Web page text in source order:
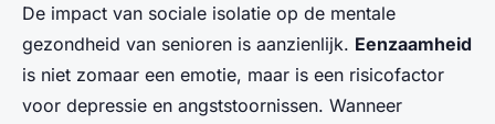
De impact van sociale isolatie op de mentale
gezondheid van senioren is aanzienlijk. Eenzaamheid
is niet zomaar een emotie, maar is een risicofactor
voor depressie en angststoornissen. Wanneer